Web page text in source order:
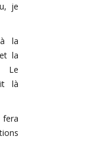
je
à la
la
Le
là